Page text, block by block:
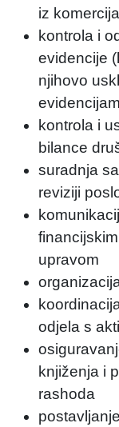
iz
kontrola i
evidencije
njihovo
kontrola i
bilance
suradnja
reviziji
upravom
odjela s
knjiženja i
rashoda